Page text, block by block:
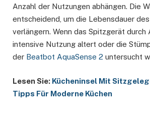
Anzahl der Nutzungen abhängen. Die
entscheidend, um die Lebensdauer
verlängern. Wenn das Spitzgerät
intensive Nutzung altert oder die
der Beatbot AquaSense 2 untersucht
Lesen Sie: Kücheninsel Mit
Tipps Für Moderne Küchen